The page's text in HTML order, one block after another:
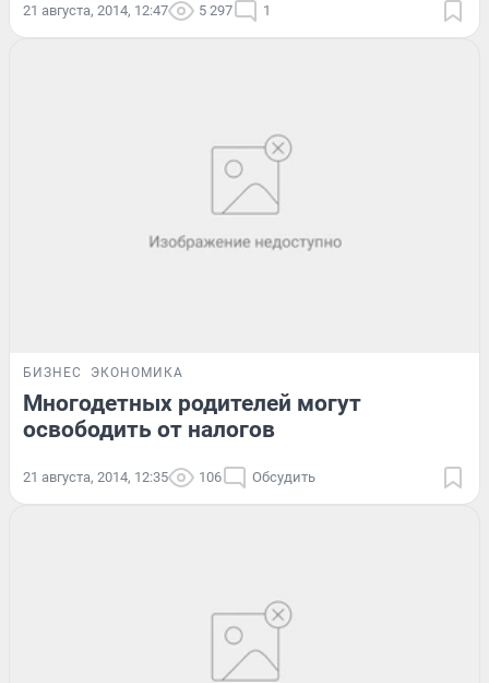
21 августа, 2014, 12:47 5 297 1
БИЗНЕС ЭКОНОМИКА
Многодетных родителей могут
освободить от налогов
21 августа, 2014, 12:35 106 Обсудить